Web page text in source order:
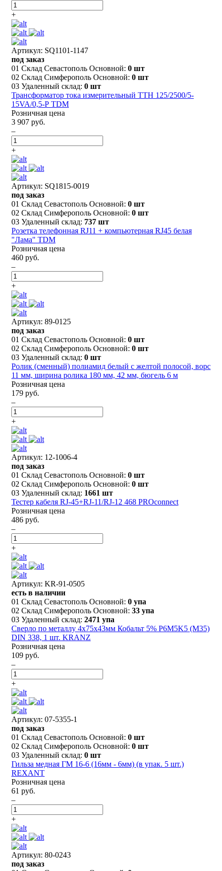
+
Артикул: SQ1101-1147
под заказ
01 Склад Севастополь Основной: 0 шт
02 Склад Симферополь Основной: 0 шт
03 Удаленный склад: 0 шт
Трансформатор тока измерительный ТТН 125/2500/5-
15VA/0,5-Р TDM
Розничная цена
3 907 руб.
–
+
Артикул: SQ1815-0019
под заказ
01 Склад Севастополь Основной: 0 шт
02 Склад Симферополь Основной: 0 шт
03 Удаленный склад: 737 шт
Розетка телефонная RJ11 + компьютерная RJ45 белая
"Лама" TDM
Розничная цена
460 руб.
–
+
Артикул: 89-0125
под заказ
01 Склад Севастополь Основной: 0 шт
02 Склад Симферополь Основной: 0 шт
03 Удаленный склад: 0 шт
Ролик (сменный) полиамид белый с желтой полосой, ворс
11 мм, ширина ролика 180 мм, 42 мм, бюгель 6 м
Розничная цена
179 руб.
–
+
Артикул: 12-1006-4
под заказ
01 Склад Севастополь Основной: 0 шт
02 Склад Симферополь Основной: 0 шт
03 Удаленный склад: 1661 шт
Тестер кабеля RJ-45+RJ-11/RJ-12 468 PROconnect
Розничная цена
486 руб.
–
+
Артикул: KR-91-0505
есть в наличии
01 Склад Севастополь Основной: 0 упа
02 Склад Симферополь Основной: 33 упа
03 Удаленный склад: 2471 упа
Сверло по металлу 4х75х43мм Кобальт 5% P6M5K5 (М35)
DIN 338, 1 шт. KRANZ
Розничная цена
109 руб.
–
+
Артикул: 07-5355-1
под заказ
01 Склад Севастополь Основной: 0 шт
02 Склад Симферополь Основной: 0 шт
03 Удаленный склад: 0 шт
Гильза медная ГМ 16-6 (16мм - 6мм) (в упак. 5 шт.)
REXANT
Розничная цена
61 руб.
–
+
Артикул: 80-0243
под заказ